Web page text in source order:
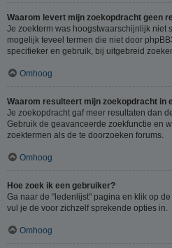
Waarom levert mijn zoekopdracht geen
Je zoekterm was hoogstwaarschijnlijk niet
mogelijk teveel termen die niet door
specifieker en gebruik, bij uitgebreid
Omhoog
Waarom resulteert mijn zoekopdracht in
Je zoekopdracht gaf meer resultaten dan
Gebruik de geavanceerde zoekfunctie en
zoektermen als de te doorzoeken forums.
Omhoog
Hoe zoek ik een gebruiker?
Ga naar de "ledenlijst" pagina en klik op
vul je de voor zichzelf sprekende opties in.
Omhoog